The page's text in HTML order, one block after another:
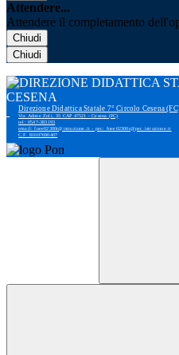
Attendere...
Attendere il completamento
Chiudi
Chiudi
Direzione Didattica Statale 7° Circolo Cesena
Via Adone Zoli, 35 CAP 47521 - Cesena (FC)
tel: 0547-383193
email: foee02300r@istruzione.it - pec: foee02300r@pec.istruzione.it
C.F. 81007690407